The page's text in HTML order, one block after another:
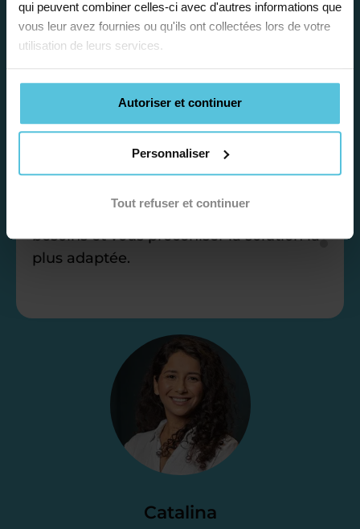
qui peuvent combiner celles-ci avec d'autres informations que
vous leur avez fournies ou qu'ils ont collectées lors de votre
utilisation de leurs services.
Autoriser et continuer
Personnaliser
Tout refuser et continuer
Catalina
Étape 1
Je vous propose un
bilan personnalisé
la situation scolaire de votre enfant, ses
besoins et vous préconiser la solution la
plus adaptée.
Étape 2
Je vous envoie une
proposition
d’accompagnement
parfait. À partir de maintenant nous